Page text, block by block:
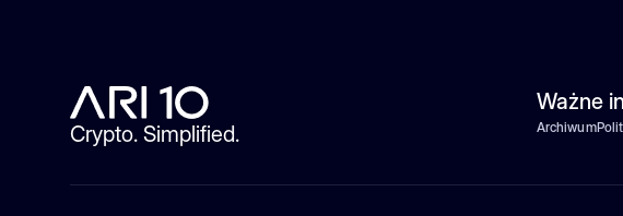
Crypto. Simplified.
Ważne
Archiwum